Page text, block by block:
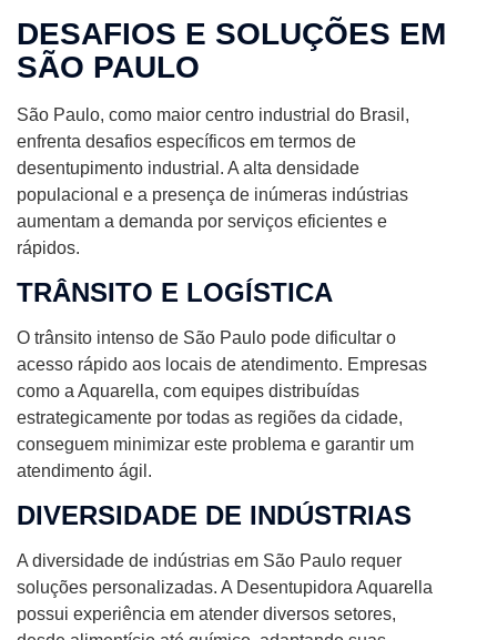
DESAFIOS E SOLUÇÕES EM
SÃO PAULO
São Paulo, como maior centro industrial do Brasil,
enfrenta desafios específicos em termos de
desentupimento industrial. A alta densidade
populacional e a presença de inúmeras indústrias
aumentam a demanda por serviços eficientes e
rápidos.
TRÂNSITO E LOGÍSTICA
O trânsito intenso de São Paulo pode dificultar o
acesso rápido aos locais de atendimento. Empresas
como a Aquarella, com equipes distribuídas
estrategicamente por todas as regiões da cidade,
conseguem minimizar este problema e garantir um
atendimento ágil.
DIVERSIDADE DE INDÚSTRIAS
A diversidade de indústrias em São Paulo requer
soluções personalizadas. A Desentupidora Aquarella
possui experiência em atender diversos setores,